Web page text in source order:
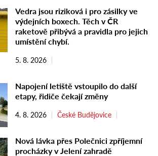
Vedra jsou riziková i pro zásilky ve
výdejních boxech. Těch v ČR
raketově přibývá a pravidla pro jejich
umístění chybí.
5. 8. 2026
Napojení letiště vstoupilo do další
etapy, řidiče čekají změny
4. 8. 2026 České Budějovice
Nová lávka přes Polečnici zpříjemní
procházky v Jelení zahradě